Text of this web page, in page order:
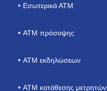
Εσωτερικά ΑΤΜ
ΑΤΜ πρόσοψης
ATM εκδηλώσεων
ΑΤΜ κατάθεσης μετρητών